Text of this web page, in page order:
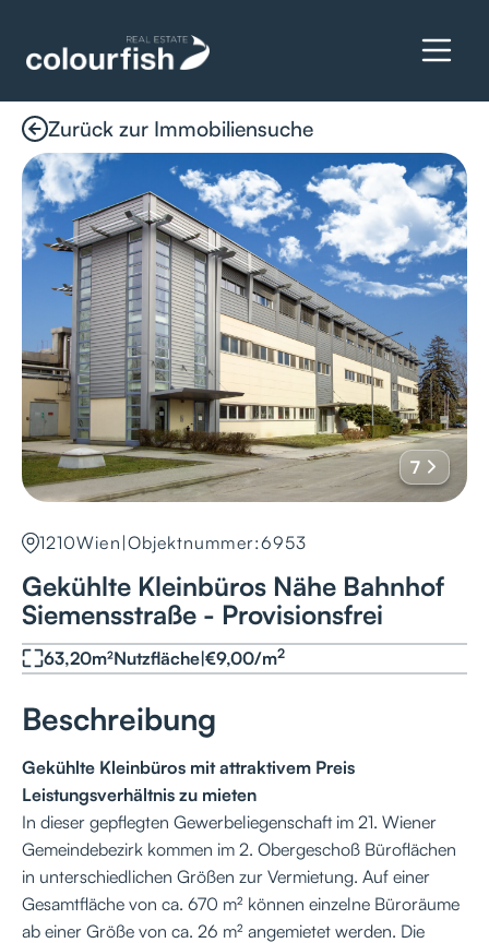
Zurück zur Immobiliensuche
7
1210Wien |Objektnummer:6953
Gekühlte Kleinbüros Nähe Bahnhof
Siemensstraße - Provisionsfrei
63,20m²Nutzfläche|€9,00/m2
Beschreibung
Gekühlte Kleinbüros mit attraktivem Preis
Leistungsverhältnis zu mieten
In dieser gepflegten Gewerbeliegenschaft im 21. Wiener
Gemeindebezirk kommen im 2. Obergeschoß Büroflächen
in unterschiedlichen Größen zur Vermietung. Auf einer
Gesamtfläche von ca. 670 m² können einzelne Büroräume
ab einer Größe von ca. 26 m² angemietet werden. Die
Details anfragen